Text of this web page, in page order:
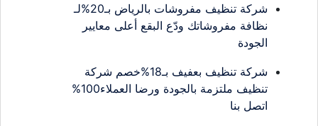
شركة تنظيف مفروشات بالرياض بـ20%لـ
نظافة مفروشاتك ودّع البقع أعلى معايير
الجودة
شركة تنظيف بعفيف بـ18%خصم شركة
تنظيف ملتزمة بالجودة ورضا العملاء100%
اتصل بنا